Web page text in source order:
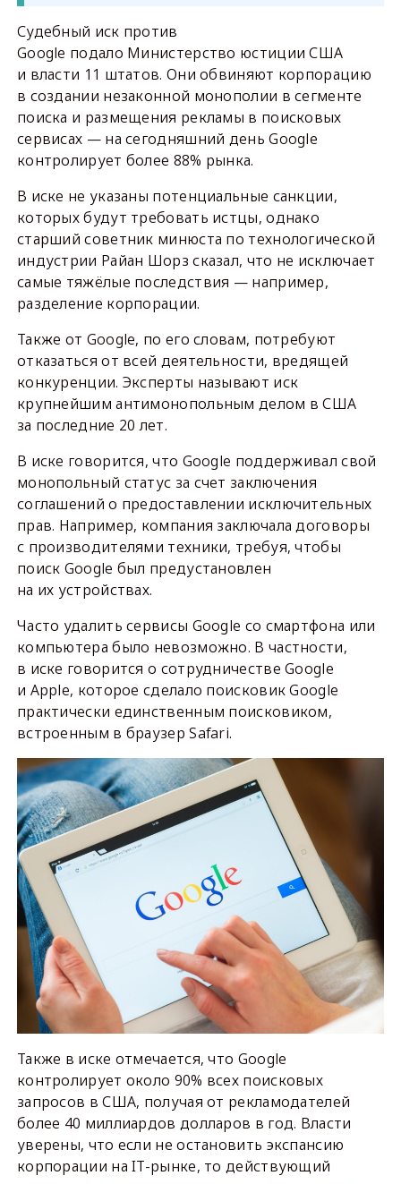
Судебный иск против
Google подало Министерство юстиции США
и власти 11 штатов. Они обвиняют корпорацию
в создании незаконной монополии в сегменте
поиска и размещения рекламы в поисковых
сервисах — на сегодняшний день Google
контролирует более 88% рынка.
В иске не указаны потенциальные санкции,
которых будут требовать истцы, однако
старший советник минюста по технологической
индустрии Райан Шорз сказал, что не исключает
самые тяжёлые последствия — например,
разделение корпорации.
Также от Google, по его словам, потребуют
отказаться от всей деятельности, вредящей
конкуренции. Эксперты называют иск
крупнейшим антимонопольным делом в США
за последние 20 лет.
В иске говорится, что Google поддерживал свой
монопольный статус за счет заключения
соглашений о предоставлении исключительных
прав. Например, компания заключала договоры
с производителями техники, требуя, чтобы
поиск Google был предустановлен
на их устройствах.
Часто удалить сервисы Google со смартфона или
компьютера было невозможно. В частности,
в иске говорится о сотрудничестве Google
и Apple, которое сделало поисковик Google
практически единственным поисковиком,
встроенным в браузер Safari.
Также в иске отмечается, что Google
контролирует около 90% всех поисковых
запросов в США, получая от рекламодателей
более 40 миллиардов долларов в год. Власти
уверены, что если не остановить экспансию
корпорации на IT-рынке, то действующий